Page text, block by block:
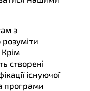
з
Крім
створені
існуючої
програми